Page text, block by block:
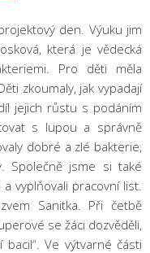
den. Výuku jim
která je vědecká
Pro děti měla
zkoumaly, jak vypadají
jejich růstu s podáním
s lupou a správně
dobré a zlé bakterie,
Společně jsme si také
vyplňovali pracovní list.
Sanitka. Při četbě
se žáci dozvěděli,
Ve výtvarné části